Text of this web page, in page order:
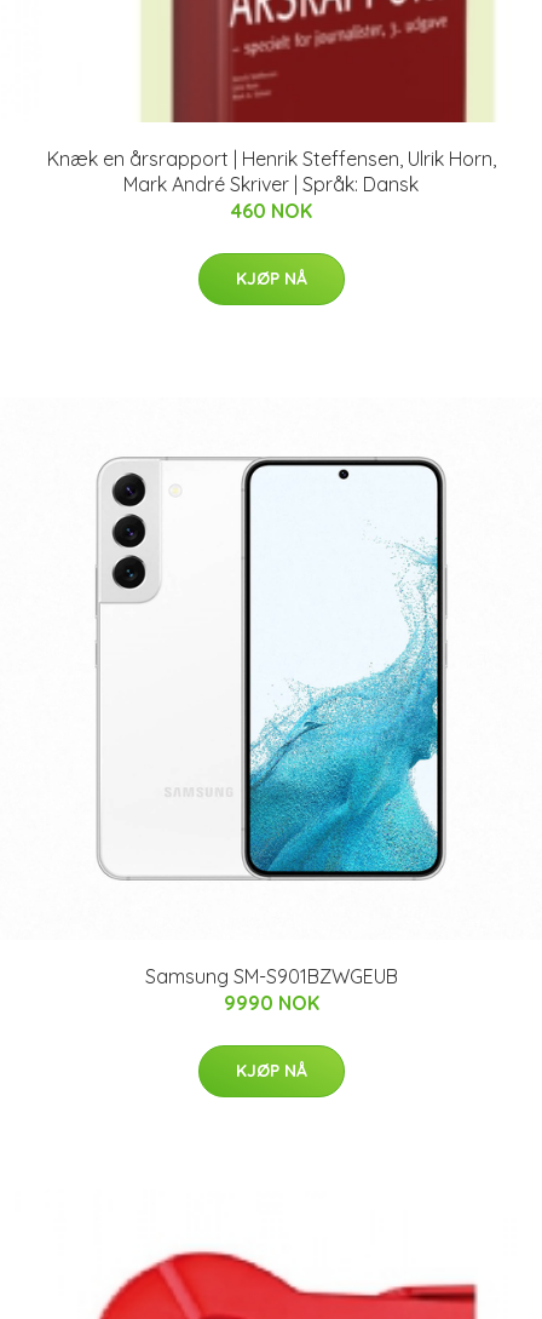
Knæk en årsrapport | Henrik Steffensen, Ulrik Horn,
Mark André Skriver | Språk: Dansk
460 NOK
KJØP NÅ
Samsung SM-S901BZWGEUB
9990 NOK
KJØP NÅ